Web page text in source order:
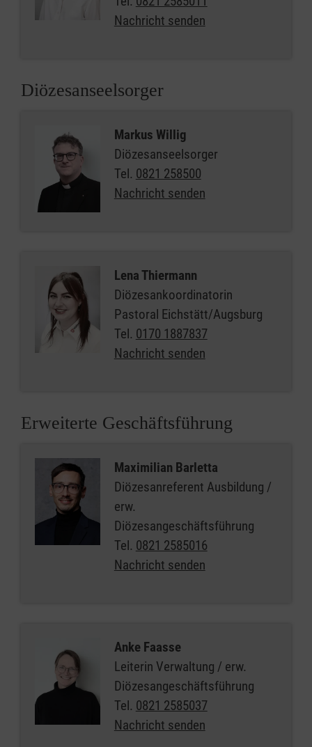
Nachricht senden
Diözesanseelsorger
Markus Willig
Diözesanseelsorger
Tel. 0821 258500
Nachricht senden
Lena Thiermann
Diözesankoordinatorin
Pastoral Eichstätt/Augsburg
Tel. 0170 1887837
Nachricht senden
Erweiterte Geschäftsführung
Maximilian Barletta
Diözesanreferent Ausbildung /
erw.
Diözesangeschäftsführung
Tel. 0821 2585016
Nachricht senden
Anke Faasse
Leiterin Verwaltung / erw.
Diözesangeschäftsführung
Tel. 0821 2585037
Nachricht senden